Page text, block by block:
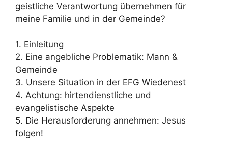
geistliche Verantwortung übernehmen für
meine Familie und in der Gemeinde?
1. Einleitung
2. Eine angebliche Problematik: Mann &
Gemeinde
3. Unsere Situation in der EFG Wiedenest
4. Achtung: hirtendienstliche und
evangelistische Aspekte
5. Die Herausforderung annehmen: Jesus
folgen!